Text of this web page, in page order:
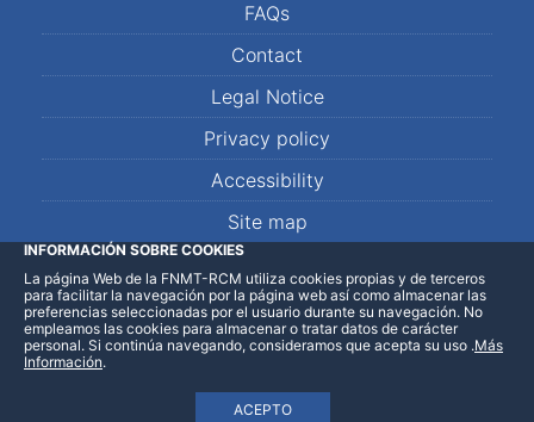
FAQs
Contact
Legal Notice
Privacy policy
Accessibility
Site map
LinkedInFacebookWhatsApp
INFORMACIÓN SOBRE COOKIES
La página Web de la FNMT-RCM utiliza cookies propias y de terceros
para facilitar la navegación por la página web así como almacenar las
preferencias seleccionadas por el usuario durante su navegación. No
empleamos las cookies para almacenar o tratar datos de carácter
personal. Si continúa navegando, consideramos que acepta su uso
ACEPTO
.Más
Información.